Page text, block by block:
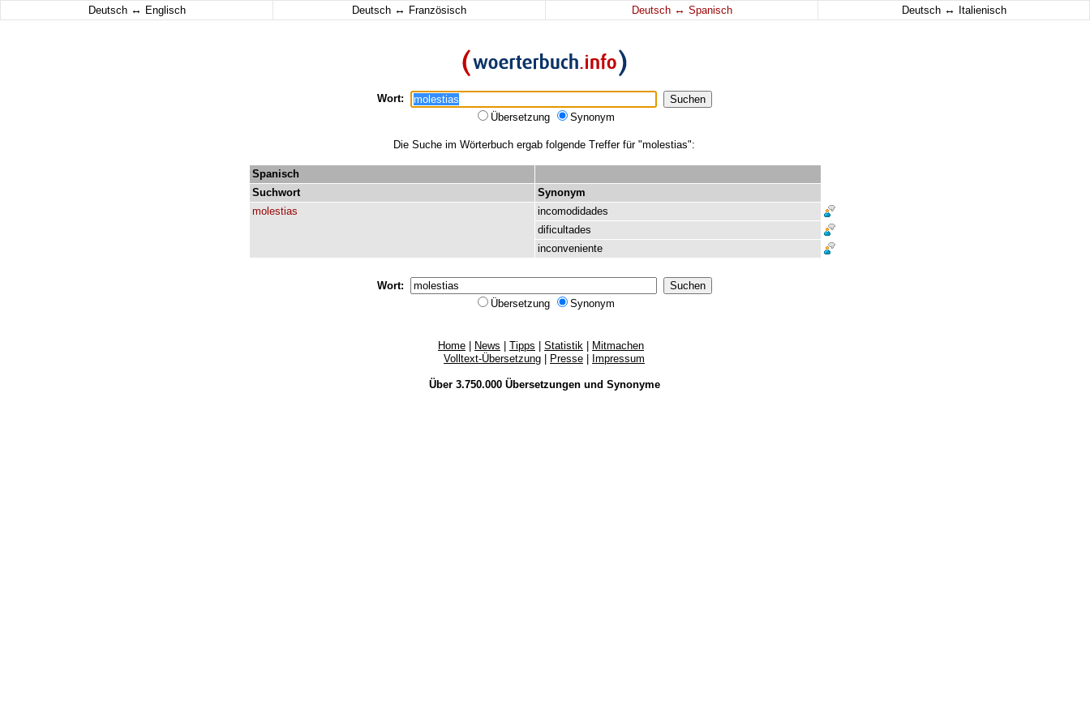
Deutsch ↔ Englisch Deutsch ↔ Französisch Deutsch ↔ Spanisch Deutsch ↔ Italienisch
Wort:
Übersetzung
Synonym
Die Suche im Wörterbuch ergab folgende Treffer für "molestias":
Spanisch
Suchwort
Synonym
molestias
incomodidades
dificultades
inconveniente
Wort:
Übersetzung
Synonym
Home News Tipps Statistik
Mitmachen
Volltext-Übersetzung
Presse Impressum
Über 3.750.000 Übersetzungenund Synonyme